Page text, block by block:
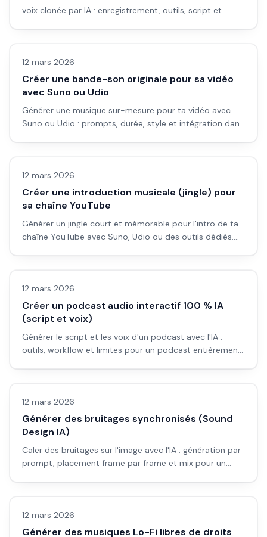
voix clonée par IA : enregistrement, outils, script et
Vidéo IA
12 mars 2026
Créer une bande-son originale pour sa vidéo
avec Suno ou Udio
Générer une musique sur-mesure pour ta vidéo avec
Suno ou Udio : prompts, durée, style et intégration dans
Vidéo IA
12 mars 2026
Créer une introduction musicale (jingle) pour
sa chaîne YouTube
Générer un jingle court et mémorable pour l'intro de ta
chaîne YouTube avec Suno, Udio ou des outils dédiés.
Vidéo IA
12 mars 2026
Créer un podcast audio interactif 100 % IA
(script et voix)
Générer le script et les voix d'un podcast avec l'IA :
outils, workflow et limites pour un podcast entièrement
Vidéo IA
12 mars 2026
Générer des bruitages synchronisés (Sound
Design IA)
Caler des bruitages sur l'image avec l'IA : génération par
prompt, placement frame par frame et mix pour un
Vidéo IA
12 mars 2026
Générer des musiques Lo-Fi libres de droits